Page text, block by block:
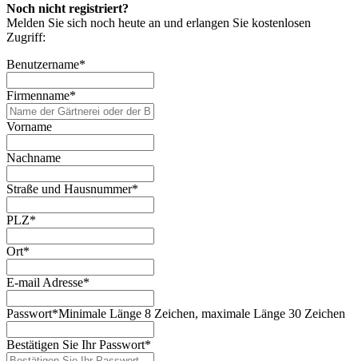
Noch nicht registriert?
Melden Sie sich noch heute an und erlangen Sie kostenlosen
Zugriff:
Benutzername*
Firmenname*
Vorname
Nachname
Straße und Hausnummer*
PLZ*
Ort*
E-mail Adresse*
Passwort*Minimale Länge 8 Zeichen, maximale Länge 30 Zeichen
Bestätigen Sie Ihr Passwort*